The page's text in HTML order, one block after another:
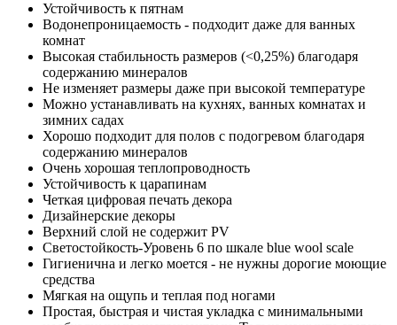
Устойчивость к пятнам
Водонепроницаемость - подходит даже для ванных
комнат
Высокая стабильность размеров (<0,25%) благодаря
содержанию минералов
Не изменяет размеры даже при высокой температуре
Можно устанавливать на кухнях, ванных комнатах и
зимних садах
Хорошо подходит для полов с подогревом благодаря
содержанию минералов
Очень хорошая теплопроводность
Устойчивость к царапинам
Четкая цифровая печать декора
Дизайнерские декоры
Верхний слой не содержит PV
Светостойкость-Уровень 6 по шкале blue wool scale
Гигиенична и легко моется - не нужны дорогие моющие
средства
Мягкая на ощупь и теплая под ногами
Простая, быстрая и чистая укладка с минимальными